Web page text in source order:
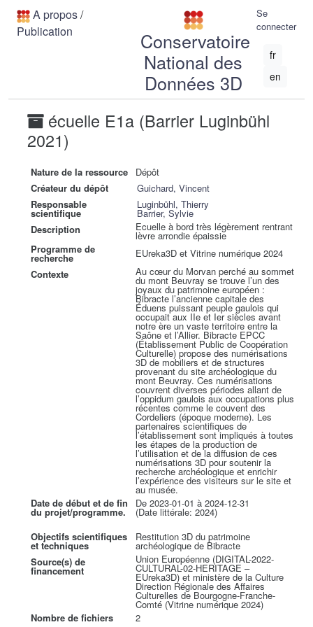
A propos/
Publication
Conservatoire
National des
Données 3D
Se
connecter
fr
en
écuelle E1a (Barrier Luginbühl
2021)
Nature de la ressource
Dépôt
Créateur du dépôt
Guichard, Vincent
Responsable
scientifique
Luginbühl, Thierry
Barrier, Sylvie
Description
Ecuelle à bord très légèrement rentrant
lèvre arrondie épaissie
Programme de
recherche
EUreka3D et Vitrine numérique 2024
Contexte
Au cœur du Morvan perché au sommet
du mont Beuvray se trouve l’un des
joyaux du patrimoine européen :
Bibracte l’ancienne capitale des
Éduens puissant peuple gaulois qui
occupait aux IIe et Ier siècles avant
notre ère un vaste territoire entre la
Saône et l’Allier. Bibracte EPCC
(Établissement Public de Coopération
Culturelle) propose des numérisations
3D de mobiliers et de structures
provenant du site archéologique du
mont Beuvray. Ces numérisations
couvrent diverses périodes allant de
l’oppidum gaulois aux occupations plus
récentes comme le couvent des
Cordeliers (époque moderne). Les
partenaires scientifiques de
l’établissement sont impliqués à toutes
les étapes de la production de
l’utilisation et de la diffusion de ces
numérisations 3D pour soutenir la
recherche archéologique et enrichir
l’expérience des visiteurs sur le site et
au musée.
Date de début et de fin
du projet/programme.
De 2023-01-01 à 2024-12-31
(Date littérale: 2024)
Objectifs scientifiques
et techniques
Restitution 3D du patrimoine
archéologique de Bibracte
Source(s) de
financement
Union Européenne (DIGITAL-2022-
CULTURAL-02-HERITAGE –
EUreka3D) et ministère de la Culture
Direction Régionale des Affaires
Culturelles de Bourgogne-Franche-
Comté (Vitrine numérique 2024)
Nombre de fichiers
2